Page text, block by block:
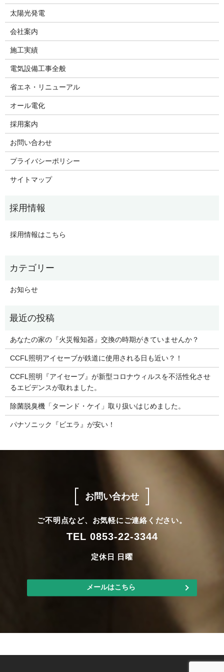
太陽光発電
会社案内
施工実績
電気設備工事全般
省エネ・リニューアル
オール電化
採用案内
お問い合わせ
プライバシーポリシー
サイトマップ
採用情報はこちら
お知らせ
あなたの家の『火災報知器』交換の時期がきていませんか？
CCFL照明アイセーブが鉄道に使用される日も近い？！
CCFL照明『アイセーブ』が新型コロナウィルスを不活性化させ
るエビデンスが取れました。
除菌脱臭機「ターンド・ケイ」取り扱いはじめました。
パナソニック『ビエラ』が安い！
お問い合わせ
ご不明点など、お気軽にご連絡ください。
TEL 0853-22-3344
定休日 日曜
メールはこちら